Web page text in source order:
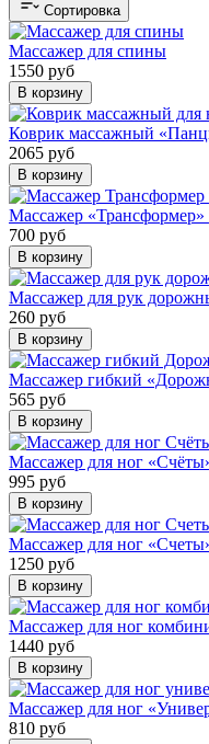
Сортировка
Массажер для спины
1550 руб
В корзину
Коврик массажный
2065 руб
В корзину
Массажер «Трансформер»
700 руб
В корзину
Массажер для рук
260 руб
В корзину
Массажер гибкий
565 руб
В корзину
Массажер для ног
995 руб
В корзину
Массажер для ног
1250 руб
В корзину
Массажер для ног
1440 руб
В корзину
Массажер для ног
810 руб